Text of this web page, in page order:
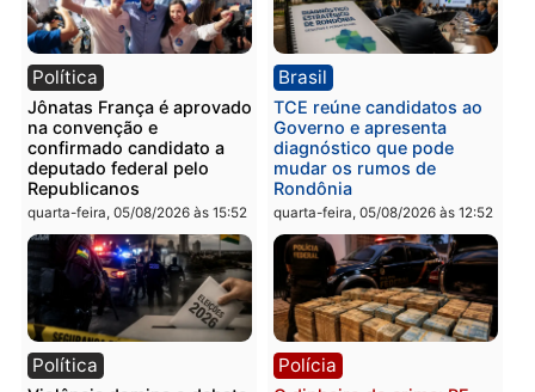
solicitado pelos indígenas para garantir a
contínua da terra.
Sem ações
Esse pedido não é recente. Há anos, os Karipuna
reivindicam a instalação de uma base permanente
Funai na região para impedir novas invasões e a
destruição de seu território. Porém, nunca houve
nenhum tipo de movimentação para que algo fosse
feito nesse sentido.
*Por Felipe Corona –
interino; Os tópicos sobre o